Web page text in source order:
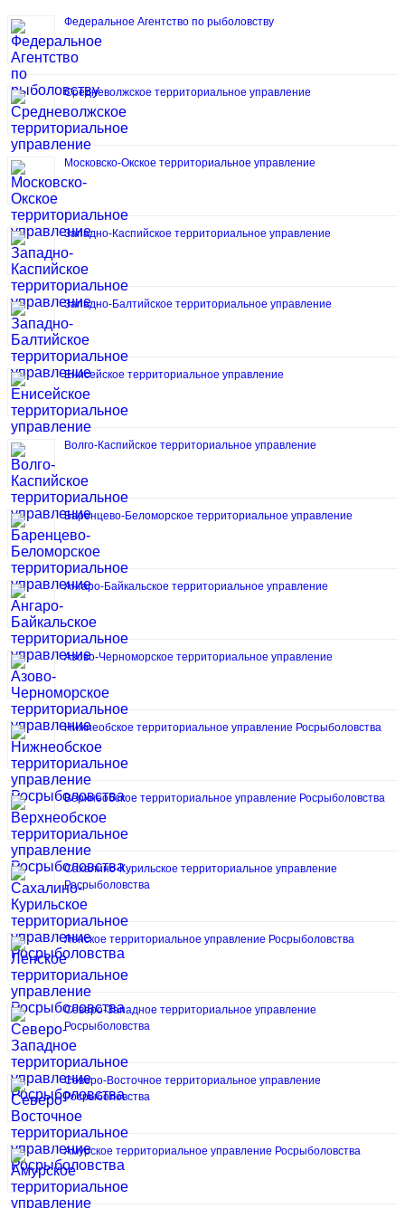
Федеральное Агентство по рыболовству
Средневолжское территориальное управление
Московско-Окское территориальное управление
Западно-Каспийское территориальное управление
Западно-Балтийское территориальное управление
Енисейское территориальное управление
Волго-Каспийское территориальное управление
Баренцево-Беломорское территориальное управление
Ангаро-Байкальское территориальное управление
Азово-Черноморское территориальное управление
Нижнеобское территориальное управление Росрыболовства
Верхнеобское территориальное управление Росрыболовства
Сахалино-Курильское территориальное управление
Росрыболовства
Ленское территориальное управление Росрыболовства
Северо-Западное территориальное управление
Росрыболовства
Северо-Восточное территориальное управление
Росрыболовства
Амурское территориальное управление Росрыболовства